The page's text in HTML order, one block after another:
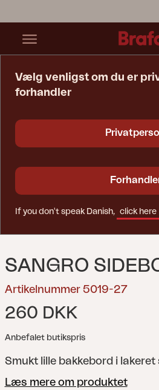
SANGRO
Artikelnummer 5019-27
260 DKK
Anbefalet butikspris
Smukt lille bakkebord i lakeret
Læs mere om produktet
Vælg venligst om du er
forhandler
If you don't speak Danish, click here